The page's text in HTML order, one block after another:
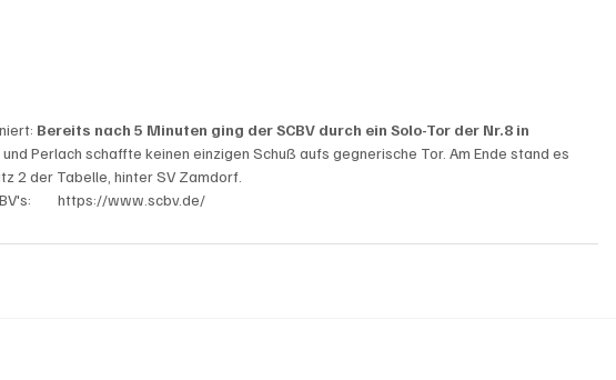
Bereits nach 5 Minuten ging der SCBV durch ein Solo-Tor der Nr.8 in
und Perlach schaffte keinen einzigen Schuß aufs gegnerische Tor. Am Ende stand es
2 der Tabelle, hinter SV Zamdorf.
https://www.scbv.de/